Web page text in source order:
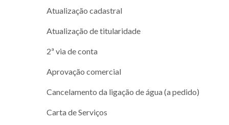
Atualização cadastral
Atualização de titularidade
2ª via de conta
Aprovação comercial
Cancelamento da ligação de água (a pedido)
Carta de Serviços